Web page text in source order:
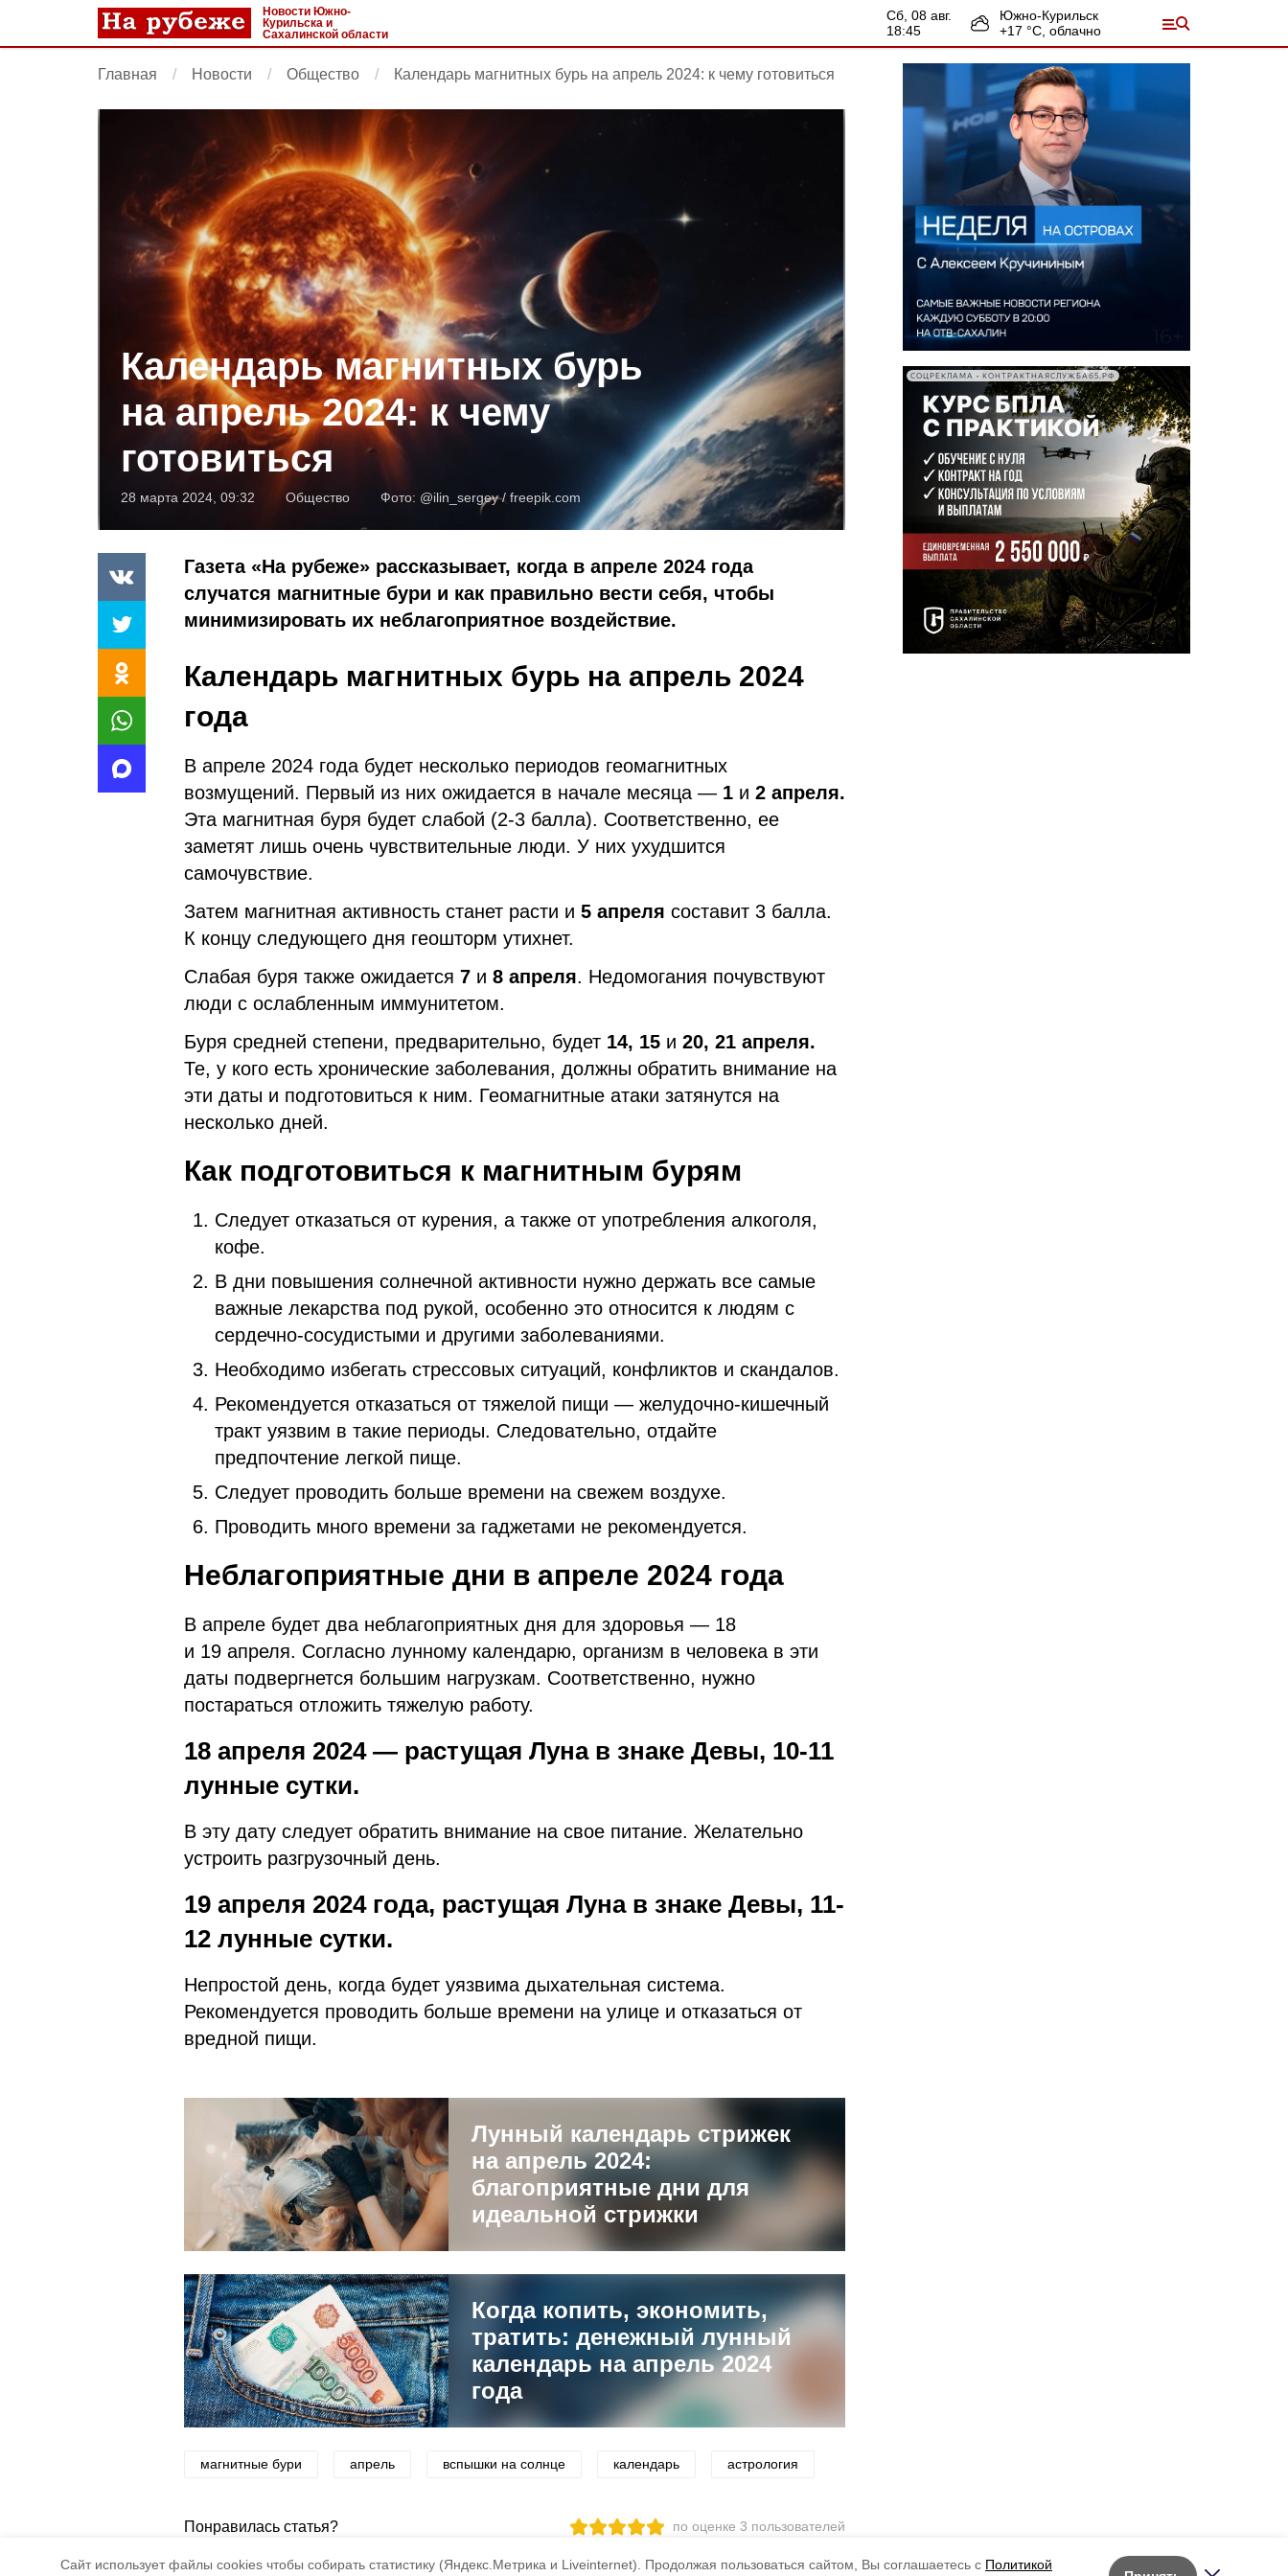
Cайт использует файлы cookies чтобы собирать статистику (Яндекс.Метрика и Liveinternet). Продолжая пользоваться сайтом, Вы соглашаетесь с Политикой
Новости Южно-
Курильска и
Сахалинской области
сб, 08 авг.
18:45
Южно-Курильск
+17 °С, облачно
Главная Новости Общество Календарь магнитных бурь на апрель 2024: к чему готовиться
Календарь магнитных бурь
на апрель 2024: к чему
готовиться
28 марта 2024, 09:32 Общество Фото: @ilin_sergey / freepik.com
Газета «На рубеже» рассказывает, когда в апреле 2024 года
случатся магнитные бури и как правильно вести себя, чтобы
минимизировать их неблагоприятное воздействие.
Календарь магнитных бурь на апрель 2024
года
В апреле 2024 года будет несколько периодов геомагнитных
возмущений. Первый из них ожидается в начале месяца — 1 и 2 апреля.
Эта магнитная буря будет слабой (2-3 балла). Соответственно, ее
заметят лишь очень чувствительные люди. У них ухудшится
самочувствие.
Затем магнитная активность станет расти и 5 апреля составит 3 балла.
К концу следующего дня геошторм утихнет.
Слабая буря также ожидается 7 и 8 апреля. Недомогания почувствуют
люди с ослабленным иммунитетом.
Буря средней степени, предварительно, будет 14, 15 и 20, 21 апреля.
Те, у кого есть хронические заболевания, должны обратить внимание на
эти даты и подготовиться к ним. Геомагнитные атаки затянутся на
несколько дней.
Как подготовиться к магнитным бурям
Следует отказаться от курения, а также от употребления алкоголя,
кофе.
В дни повышения солнечной активности нужно держать все самые
важные лекарства под рукой, особенно это относится к людям с
сердечно-сосудистыми и другими заболеваниями.
Необходимо избегать стрессовых ситуаций, конфликтов и скандалов.
Рекомендуется отказаться от тяжелой пищи — желудочно-кишечный
тракт уязвим в такие периоды. Следовательно, отдайте
предпочтение легкой пище.
Следует проводить больше времени на свежем воздухе.
Проводить много времени за гаджетами не рекомендуется.
Неблагоприятные дни в апреле 2024 года
В апреле будет два неблагоприятных дня для здоровья — 18
и 19 апреля. Согласно лунному календарю, организм в человека в эти
даты подвергнется большим нагрузкам. Соответственно, нужно
постараться отложить тяжелую работу.
18 апреля 2024 — растущая Луна в знаке Девы, 10-11
лунные сутки.
В эту дату следует обратить внимание на свое питание. Желательно
устроить разгрузочный день.
19 апреля 2024 года, растущая Луна в знаке Девы, 11-
12 лунные сутки.
Непростой день, когда будет уязвима дыхательная система.
Рекомендуется проводить больше времени на улице и отказаться от
вредной пищи.
Лунный календарь стрижек
на апрель 2024:
благоприятные дни для
идеальной стрижки
Когда копить, экономить,
тратить: денежный лунный
календарь на апрель 2024
года
магнитные бури апрель вспышки на солнце календарь астрология
Понравилась статья? по оценке 3 пользователей
СОЦРЕКЛАМА • КОНТРАКТНАЯСЛУЖБА65.РФ